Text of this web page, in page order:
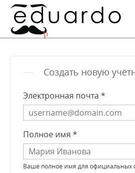
Создать новую
Электронная почта *
Полное имя *
Ваше полное имя для официальных